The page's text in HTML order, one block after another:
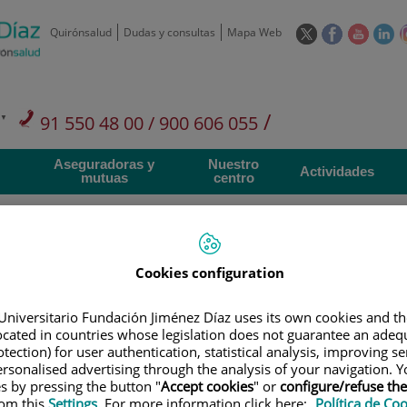
Quirónsalud Dudas y consultas Mapa Web
Este
ventana
nueva.
Este
ventana
nueva.
Este
nueva.
91 550 48 00 / 900 606 055/
Privados: 91 090 05 16
Aseguradoras y
mutuas
Nuestro
centro
Actividades
Investigación
Teléfono de atención al usuario900 301 013
Cookies configuration
Fundación Jiménez Díaz uses its own cookies and
in countries whose legislation does not guarantee an
for user authentication, statistical analysis, improving
advertising through the analysis of your navigation.
by pressing the button "Accept cookies" or configure/refuse
thisSettings. For more information click here: Política de